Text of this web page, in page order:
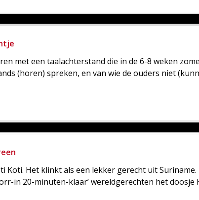
met een taalachterstand die in de 6-8 weken
(horen) spreken, en van wie de ouders niet
Koti. Het klinkt als een lekker gerecht uit
in 20-minuten-klaar’ wereldgerechten het doosje